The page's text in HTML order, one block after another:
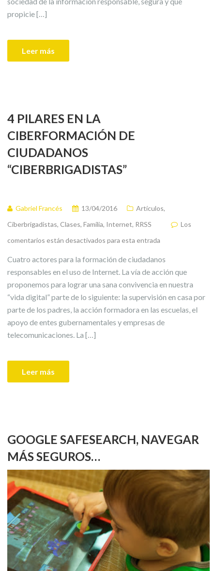
propicie […]
Leer más
4 PILARES EN LA
CIBERFORMACIÓN DE
CIUDADANOS
“CIBERBRIGADISTAS”
Gabriel Francés 13/04/2016 Artículos,
Ciberbrigadistas, Clases, Familia, Internet, RRSS
Los
comentarios están desactivados para esta entrada
Cuatro actores para la formación de ciudadanos
responsables en el uso de Internet. La vía de acción que
proponemos para lograr una sana convivencia en nuestra
“vida digital” parte de lo siguiente: la supervisión en casa por
parte de los padres, la acción formadora en las escuelas, el
apoyo de entes gubernamentales y empresas de
telecomunicaciones. La […]
Leer más
GOOGLE SAFESEARCH, NAVEGAR
MÁS SEGUROS…